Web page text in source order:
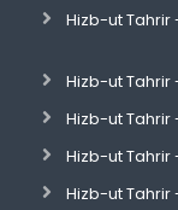
Hizb-ut Tahrir -
Hizb-ut Tahrir
Hizb-ut Tahrir
Hizb-ut Tahrir
Hizb-ut Tahrir